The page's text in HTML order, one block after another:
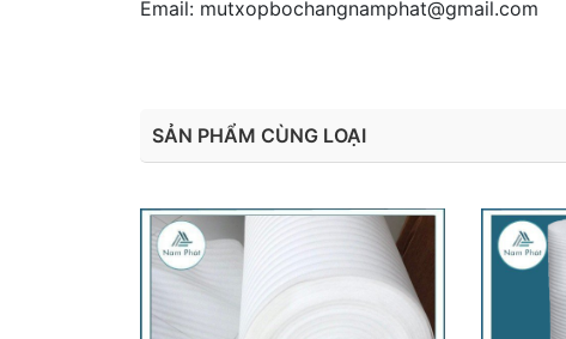
Email: mutxopbochangnamphat@gmail.com
SẢN PHẨM CÙNG LOẠI